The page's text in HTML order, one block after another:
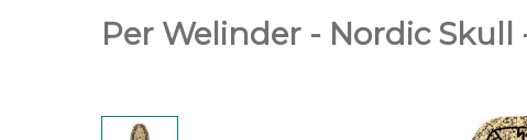
Per Welinder - Nordic Skull